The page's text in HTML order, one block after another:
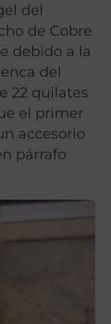
del
de Cobre
debido a la
del
22 quilates
el primer
accesorio
párrafo